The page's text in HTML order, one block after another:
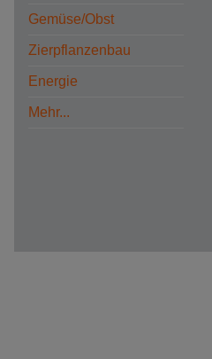
Gemüse/Obst
Zierpflanzenbau
Energie
Mehr...